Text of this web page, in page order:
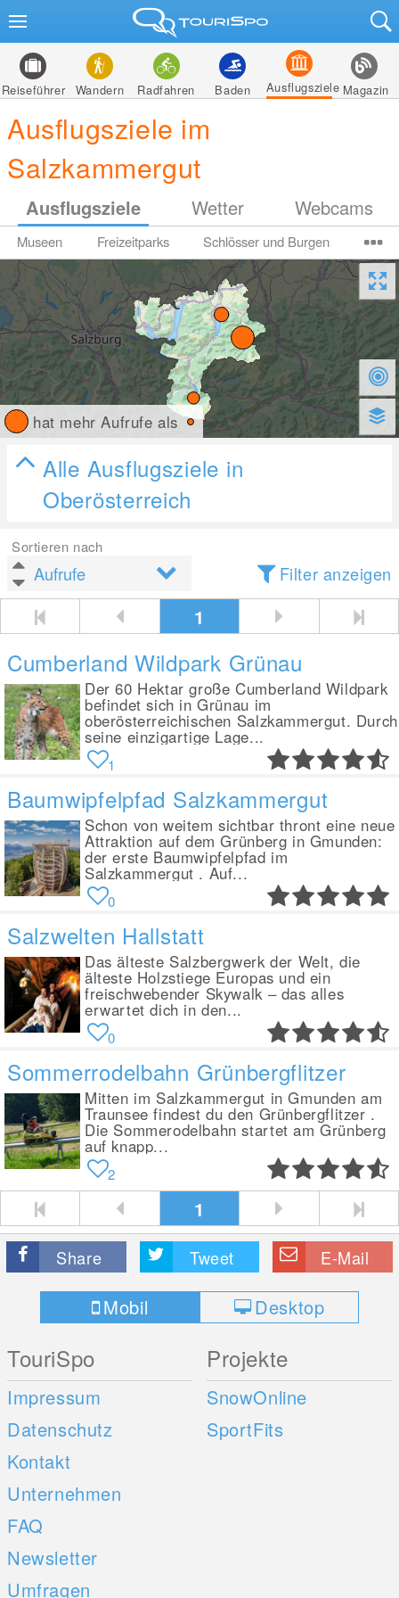
Reiseführer Wandern Radfahren Baden Ausflugsziele Magazin
Ausflugsziele im
Salzkammergut
Ausflugsziele Wetter Webcams
Museen Freizeitparks Schlösser und Burgen
hat mehr Aufrufe als
Alle Ausflugsziele in
Oberösterreich
Sortieren nach
Filter anzeigen
1
Cumberland Wildpark Grünau
Der 60 Hektar große Cumberland Wildpark
befindet sich in Grünau im
oberösterreichischen Salzkammergut. Durch
seine einzigartige Lage...
1
Baumwipfelpfad Salzkammergut
Schon von weitem sichtbar thront eine neue
Attraktion auf dem Grünberg in Gmunden:
der erste Baumwipfelpfad im
Salzkammergut . Auf...
0
Salzwelten Hallstatt
Das älteste Salzbergwerk der Welt, die
älteste Holzstiege Europas und ein
freischwebender Skywalk – das alles
erwartet dich in den...
0
Sommerrodelbahn Grünbergflitzer
Mitten im Salzkammergut in Gmunden am
Traunsee findest du den Grünbergflitzer .
Die Sommerodelbahn startet am Grünberg
auf knapp...
2
1
Share Tweet E-Mail
Mobil Desktop
TouriSpo
Impressum
Datenschutz
Kontakt
Unternehmen
FAQ
Newsletter
Umfragen
Projekte
SnowOnline
SportFits